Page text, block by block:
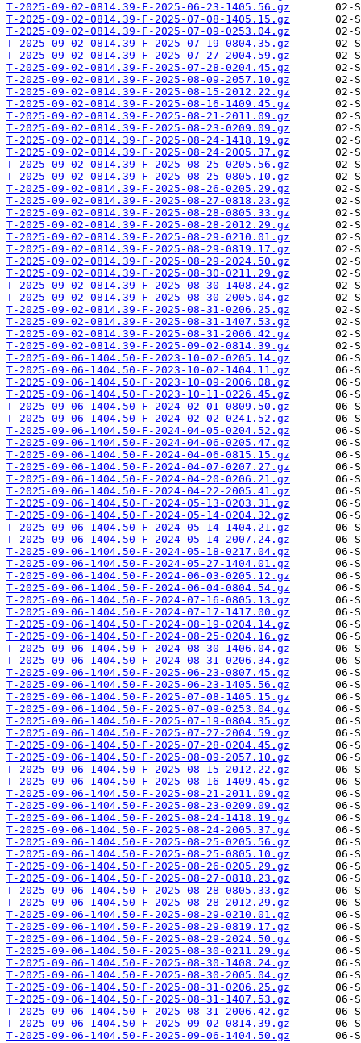
T-2025-09-02-0814.39-F-2025-06-23-1405.56.gz
T-2025-09-02-0814.39-F-2025-07-08-1405.15.gz
T-2025-09-02-0814.39-F-2025-07-09-0253.04.gz
T-2025-09-02-0814.39-F-2025-07-19-0804.35.gz
T-2025-09-02-0814.39-F-2025-07-27-2004.59.gz
T-2025-09-02-0814.39-F-2025-07-28-0204.45.gz
T-2025-09-02-0814.39-F-2025-08-09-2057.10.gz
T-2025-09-02-0814.39-F-2025-08-15-2012.22.gz
T-2025-09-02-0814.39-F-2025-08-16-1409.45.gz
T-2025-09-02-0814.39-F-2025-08-21-2011.09.gz
T-2025-09-02-0814.39-F-2025-08-23-0209.09.gz
T-2025-09-02-0814.39-F-2025-08-24-1418.19.gz
T-2025-09-02-0814.39-F-2025-08-24-2005.37.gz
T-2025-09-02-0814.39-F-2025-08-25-0205.56.gz
T-2025-09-02-0814.39-F-2025-08-25-0805.10.gz
T-2025-09-02-0814.39-F-2025-08-26-0205.29.gz
T-2025-09-02-0814.39-F-2025-08-27-0818.23.gz
T-2025-09-02-0814.39-F-2025-08-28-0805.33.gz
T-2025-09-02-0814.39-F-2025-08-28-2012.29.gz
T-2025-09-02-0814.39-F-2025-08-29-0210.01.gz
T-2025-09-02-0814.39-F-2025-08-29-0819.17.gz
T-2025-09-02-0814.39-F-2025-08-29-2024.50.gz
T-2025-09-02-0814.39-F-2025-08-30-0211.29.gz
T-2025-09-02-0814.39-F-2025-08-30-1408.24.gz
T-2025-09-02-0814.39-F-2025-08-30-2005.04.gz
T-2025-09-02-0814.39-F-2025-08-31-0206.25.gz
T-2025-09-02-0814.39-F-2025-08-31-1407.53.gz
T-2025-09-02-0814.39-F-2025-08-31-2006.42.gz
T-2025-09-02-0814.39-F-2025-09-02-0814.39.gz
T-2025-09-06-1404.50-F-2023-10-02-0205.14.gz
T-2025-09-06-1404.50-F-2023-10-02-1404.11.gz
T-2025-09-06-1404.50-F-2023-10-09-2006.08.gz
T-2025-09-06-1404.50-F-2023-10-11-0226.45.gz
T-2025-09-06-1404.50-F-2024-02-01-0809.50.gz
T-2025-09-06-1404.50-F-2024-02-02-0241.52.gz
T-2025-09-06-1404.50-F-2024-04-05-0204.52.gz
T-2025-09-06-1404.50-F-2024-04-06-0205.47.gz
T-2025-09-06-1404.50-F-2024-04-06-0815.15.gz
T-2025-09-06-1404.50-F-2024-04-07-0207.27.gz
T-2025-09-06-1404.50-F-2024-04-20-0206.21.gz
T-2025-09-06-1404.50-F-2024-04-22-2005.41.gz
T-2025-09-06-1404.50-F-2024-05-13-0203.31.gz
T-2025-09-06-1404.50-F-2024-05-14-0204.32.gz
T-2025-09-06-1404.50-F-2024-05-14-1404.21.gz
T-2025-09-06-1404.50-F-2024-05-14-2007.24.gz
T-2025-09-06-1404.50-F-2024-05-18-0217.04.gz
T-2025-09-06-1404.50-F-2024-05-27-1404.01.gz
T-2025-09-06-1404.50-F-2024-06-03-0205.12.gz
T-2025-09-06-1404.50-F-2024-06-04-0804.54.gz
T-2025-09-06-1404.50-F-2024-07-16-0805.13.gz
T-2025-09-06-1404.50-F-2024-07-17-1417.00.gz
T-2025-09-06-1404.50-F-2024-08-19-0204.14.gz
T-2025-09-06-1404.50-F-2024-08-25-0204.16.gz
T-2025-09-06-1404.50-F-2024-08-30-1406.04.gz
T-2025-09-06-1404.50-F-2024-08-31-0206.34.gz
T-2025-09-06-1404.50-F-2025-06-23-0807.45.gz
T-2025-09-06-1404.50-F-2025-06-23-1405.56.gz
T-2025-09-06-1404.50-F-2025-07-08-1405.15.gz
T-2025-09-06-1404.50-F-2025-07-09-0253.04.gz
T-2025-09-06-1404.50-F-2025-07-19-0804.35.gz
T-2025-09-06-1404.50-F-2025-07-27-2004.59.gz
T-2025-09-06-1404.50-F-2025-07-28-0204.45.gz
T-2025-09-06-1404.50-F-2025-08-09-2057.10.gz
T-2025-09-06-1404.50-F-2025-08-15-2012.22.gz
T-2025-09-06-1404.50-F-2025-08-16-1409.45.gz
T-2025-09-06-1404.50-F-2025-08-21-2011.09.gz
T-2025-09-06-1404.50-F-2025-08-23-0209.09.gz
T-2025-09-06-1404.50-F-2025-08-24-1418.19.gz
T-2025-09-06-1404.50-F-2025-08-24-2005.37.gz
T-2025-09-06-1404.50-F-2025-08-25-0205.56.gz
T-2025-09-06-1404.50-F-2025-08-25-0805.10.gz
T-2025-09-06-1404.50-F-2025-08-26-0205.29.gz
T-2025-09-06-1404.50-F-2025-08-27-0818.23.gz
T-2025-09-06-1404.50-F-2025-08-28-0805.33.gz
T-2025-09-06-1404.50-F-2025-08-28-2012.29.gz
T-2025-09-06-1404.50-F-2025-08-29-0210.01.gz
T-2025-09-06-1404.50-F-2025-08-29-0819.17.gz
T-2025-09-06-1404.50-F-2025-08-29-2024.50.gz
T-2025-09-06-1404.50-F-2025-08-30-0211.29.gz
T-2025-09-06-1404.50-F-2025-08-30-1408.24.gz
T-2025-09-06-1404.50-F-2025-08-30-2005.04.gz
T-2025-09-06-1404.50-F-2025-08-31-0206.25.gz
T-2025-09-06-1404.50-F-2025-08-31-1407.53.gz
T-2025-09-06-1404.50-F-2025-08-31-2006.42.gz
T-2025-09-06-1404.50-F-2025-09-02-0814.39.gz
T-2025-09-06-1404.50-F-2025-09-06-1404.50.gz